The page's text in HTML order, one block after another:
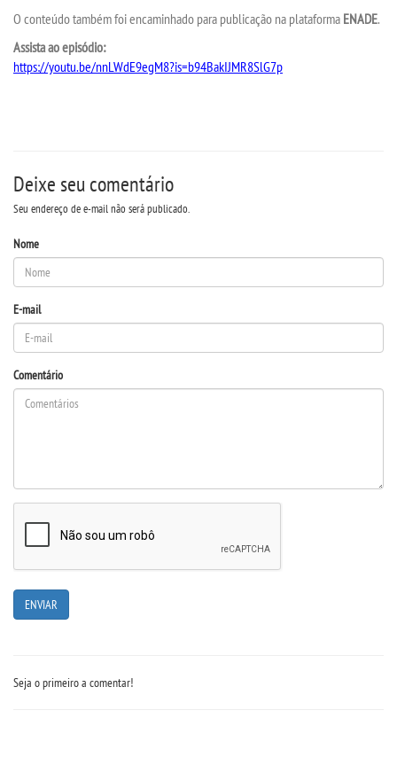
DESTAQUES
REVISTAS ELETRÔNICAS
BOLETINS
REPOSITÓRIO
MANUAIS
REGIMENTOS
PORTARIAS
O conteúdo também foi encaminhado para publicação na plataforma ENADE.
Assista ao episódio:
https://youtu.be/nnLWdE9egM8?is=b94BakIJMR8SlG7p
Deixe seu comentário
Seu endereço de e-mail não será publicado.
Nome
E-mail
Comentário
Seja o primeiro a comentar!